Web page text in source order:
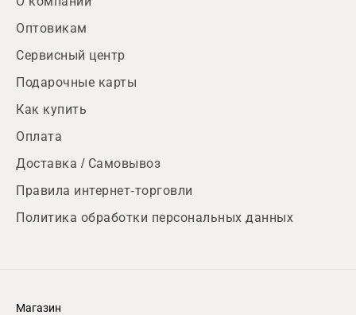
Оптовикам
Сервисный центр
Подарочные карты
Как купить
Оплата
Доставка / Самовывоз
Правила интернет-торговли
Политика обработки персональных данных
Магазин